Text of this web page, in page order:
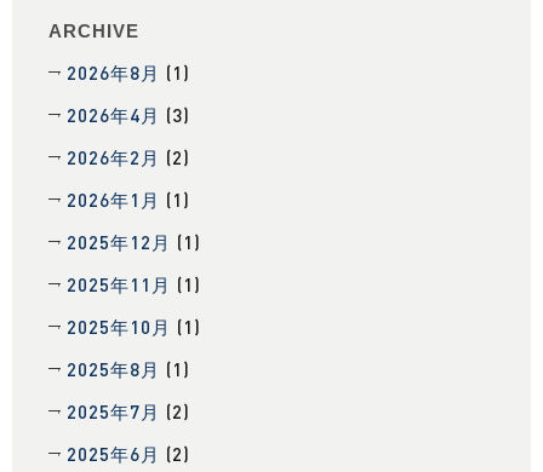
ARCHIVE
2026年8月 (1)
2026年4月 (3)
2026年2月 (2)
2026年1月 (1)
2025年12月 (1)
2025年11月 (1)
2025年10月 (1)
2025年8月 (1)
2025年7月 (2)
2025年6月 (2)